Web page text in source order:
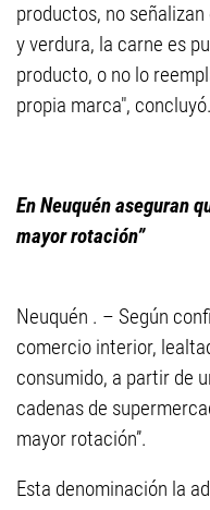
productos, no
y verdura, la carne es
producto, o no lo
propia marca",
En Neuquén aseguran
mayor rotación”
Neuquén . – Según
comercio interior,
consumido, a partir de
cadenas de
mayor rotación”.
Esta denominación la